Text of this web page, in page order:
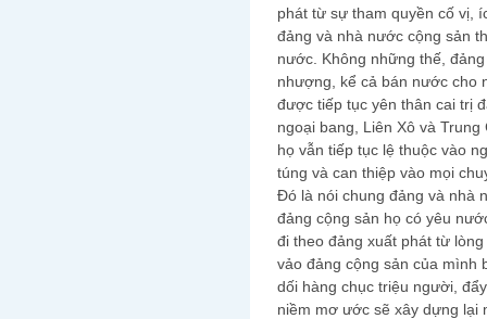
phát từ sự tham quyền cố vị,
đảng và nhà nước cộng sản
nước. Không những thế,
nhượng, kể cả bán nước cho
được tiếp tục yên thân cai trị
ngoại bang, Liên Xô và
họ vẫn tiếp tục lệ thuộc vào
túng và can thiệp vào mọi
Đó là nói chung đảng và nhà
đảng cộng sản họ có yêu
đi theo đảng xuất phát từ
vảo đảng cộng sản của mình
dối hàng chục triệu người,
niềm mơ ước sẽ xây dựng lại